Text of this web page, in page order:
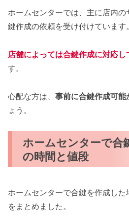
ホームセンターでは、主に店内
鍵作成の依頼を受け付けています。
店舗によっては合鍵作成に対応し
す。
心配な方は、 事前に合鍵作成可
ょう。
ホームセンターで合
の時間と値段
ホームセンターで合鍵を作成し
をまとめました。